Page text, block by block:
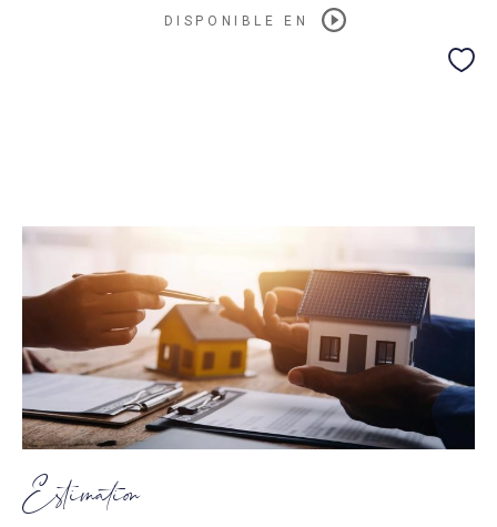
DISPONIBLE EN
Estimation